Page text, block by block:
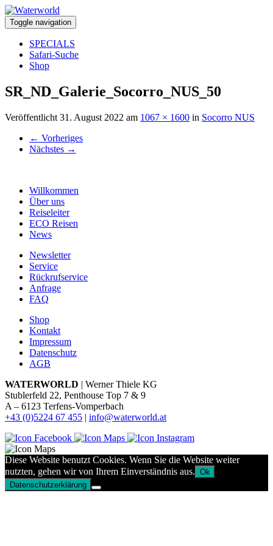
Toggle navigation
SPECIALS
Safari-Suche
Shop
SR_ND_Galerie_Socorro_NUS_50
Veröffentlicht 31. August 2022 am 1067 × 1600 in Socorro NUS
← Vorheriges
Nächstes →
Willkommen
Über uns
Reiseleiter
ECO Reisen
News
Newsletter
Service
Rückrufservice
Anfrage
FAQ
Shop
Kontakt
Impressum
Datenschutz
AGB
WATERWORLD | Werner Thiele KG
Stublerfeld 22, Penthouse Top 7 & 9
A – 6123 Terfens-Vomperbach
+43 (0)5224 67 455 | info@waterworld.at
Diese Website benutzt Cookies. Wenn Sie die Website weiter
nutzten, gehen wir von Ihrem Einverständnis aus. Ok
Datenschutzerklärung